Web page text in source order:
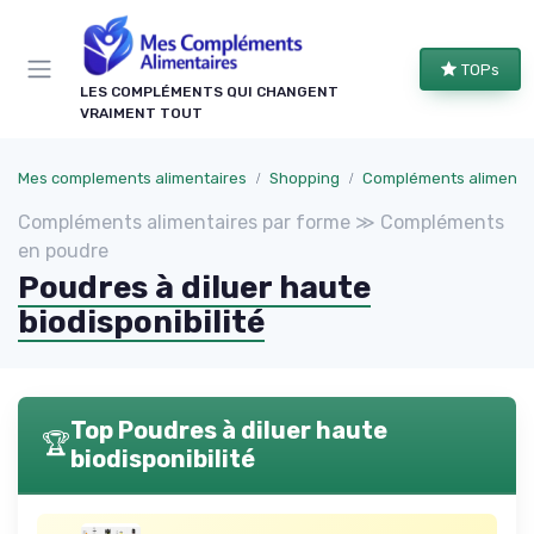
LES COMPLÉMENTS QUI CHANGENT
VRAIMENT TOUT
TOPs
Mes complements alimentaires Shopping Compléments alimentaires par
Compléments alimentaires par forme ≫ Compléments
en poudre
Poudres à diluer haute
biodisponibilité
🏆Top Poudres à diluer haute
biodisponibilité
Panneau de gestion des cookies